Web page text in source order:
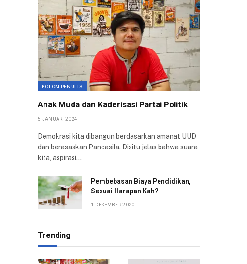
KOLOM PENULIS
Anak Muda dan Kaderisasi Partai Politik
5 JANUARI 2024
Demokrasi kita dibangun berdasarkan amanat UUD
dan berasaskan Pancasila. Disitu jelas bahwa suara
kita, aspirasi…
Pembebasan Biaya Pendidikan,
Sesuai Harapan Kah?
1 DESEMBER 2020
Trending